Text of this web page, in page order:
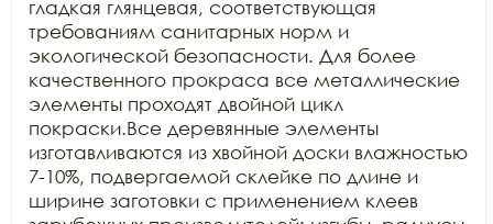
гладкая глянцевая, соответствующая
требованиям санитарных норм и
экологической безопасности. Для более
качественного прокраса все металлические
элементы проходят двойной цикл
покраски.Все деревянные элементы
изготавливаются из хвойной доски влажностью
7-10%, подвергаемой склейке по длине и
ширине заготовки с применением клеев